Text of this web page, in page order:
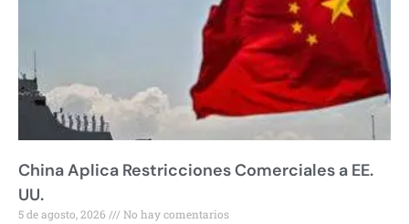
China Aplica Restricciones Comerciales a EE.
UU.
5 de agosto, 2026 No hay comentarios